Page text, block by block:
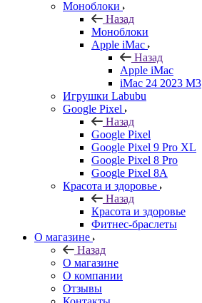
Моноблоки
Назад
Моноблоки
Apple iMac
Назад
Apple iMac
iMac 24 2023 M3
Игрушки Labubu
Google Pixel
Назад
Google Pixel
Google Pixel 9 Pro XL
Google Pixel 8 Pro
Google Pixel 8A
Красота и здоровье
Назад
Красота и здоровье
Фитнес-браслеты
О магазине
Назад
О магазине
О компании
Отзывы